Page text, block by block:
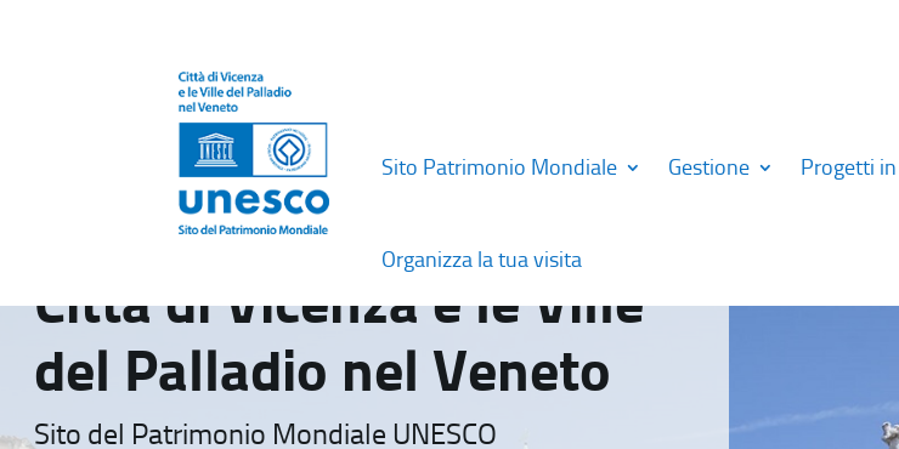
Sito Patrimonio Mondiale Gestione Progetti
Organizza la tua visita
Città di Vicenza e le Ville
del Palladio nel Veneto
Sito del Patrimonio Mondiale UNESCO